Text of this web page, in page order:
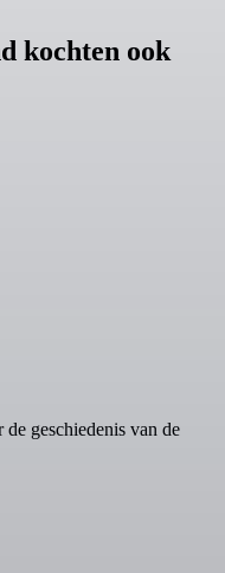
kochten ook
geschiedenis van de